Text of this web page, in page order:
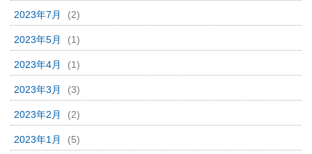
2023年7月 (2)
2023年5月 (1)
2023年4月 (1)
2023年3月 (3)
2023年2月 (2)
2023年1月 (5)